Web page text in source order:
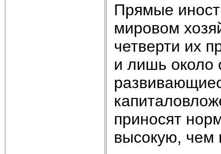
Прямые
мировом
четверти их
и лишь около
приносят
высокую, чем